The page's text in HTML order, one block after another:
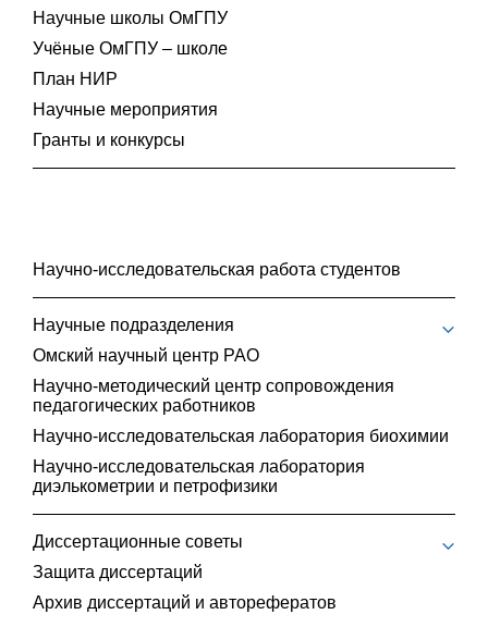
Научные школы ОмГПУ
Учёные ОмГПУ – школе
План НИР
Научные мероприятия
Гранты и конкурсы
Научно-исследовательская работа студентов
Научные подразделения
Омский научный центр РАО
Научно-методический центр сопровождения
педагогических работников
Научно-исследовательская лаборатория биохимии
Научно-исследовательская лаборатория
диэлькометрии и петрофизики
Диссертационные советы
Защита диссертаций
Архив диссертаций и авторефератов